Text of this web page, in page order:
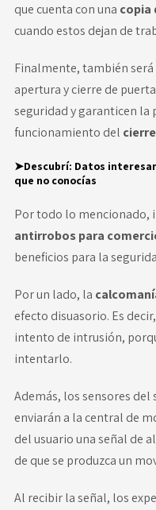
que cuenta con una copia
cuando estos dejan de
Finalmente, también
apertura y cierre de
seguridad y garanticen
funcionamiento del
➤Descubrí: Datos
que no conocías
Por todo lo mencionado,
antirrobos para
beneficios para la
Por un lado, la
efecto disuasorio. Es
intento de intrusión,
intentarlo.
Además, los sensores
enviarán a la central de
del usuario una señal de
de que se produzca un
Al recibir la señal, los